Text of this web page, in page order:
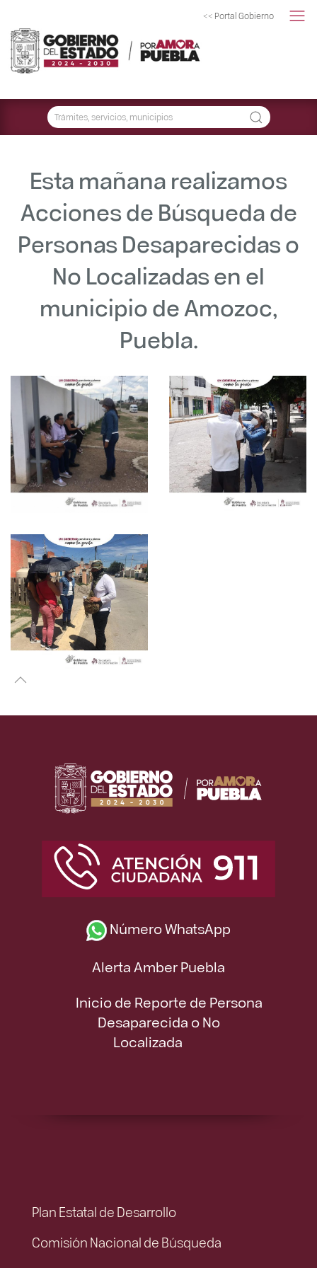
<< Portal Gobierno
Esta mañana realizamos
Acciones de Búsqueda de
Personas Desaparecidas o
No Localizadas en el
municipio de Amozoc,
Puebla.
Número WhatsApp
Alerta Amber Puebla
Inicio de Reporte de Persona
Desaparecida o No
Localizada
Plan Estatal de Desarrollo
Comisión Nacional de Búsqueda